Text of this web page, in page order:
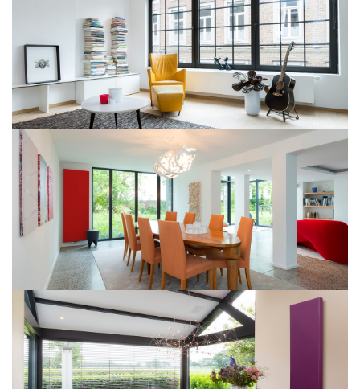
Paros V
PURMO Plan Ventil Compact
Kos V